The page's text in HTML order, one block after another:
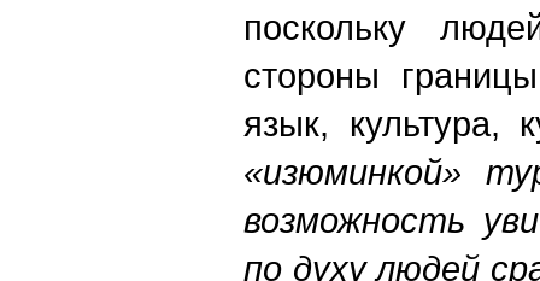
поскольку
стороны
язык, культура,
«изюминкой»
возможность
по духу людей